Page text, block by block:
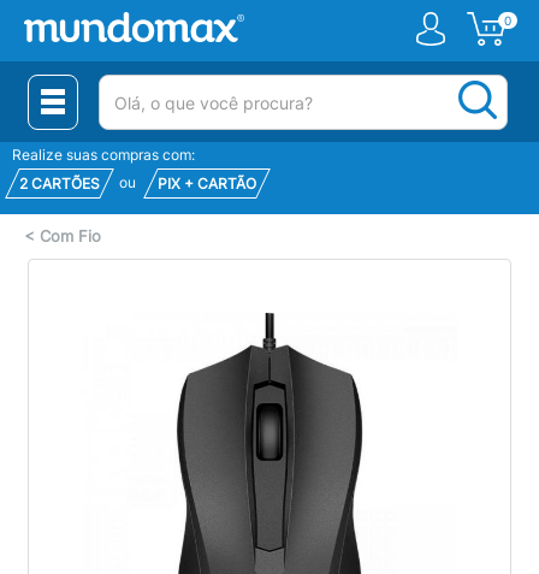
0
(pesquisar)
Realize suas compras com:
2 CARTÕES
ou PIX + CARTÃO
< Com Fio